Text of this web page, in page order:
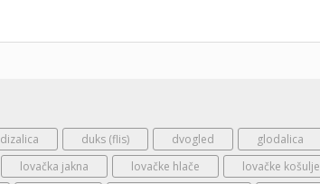
dizalica duks (flis) dvogled glodalica
lovačka jakna lovačke hlače lovačke košulje